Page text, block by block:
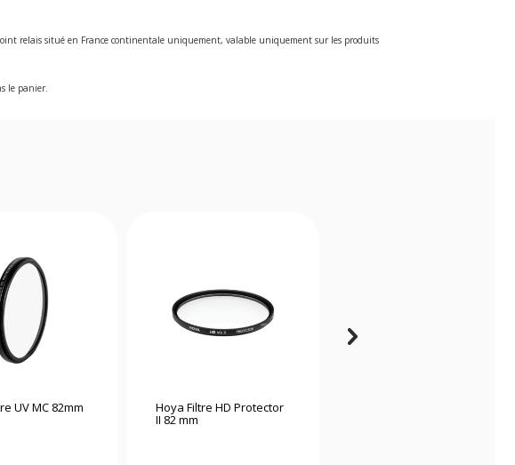
relais situé en France continentale uniquement, valable uniquement sur les produits
le panier.
UV MC 82mm Hoya Filtre HD Protector
II 82 mm